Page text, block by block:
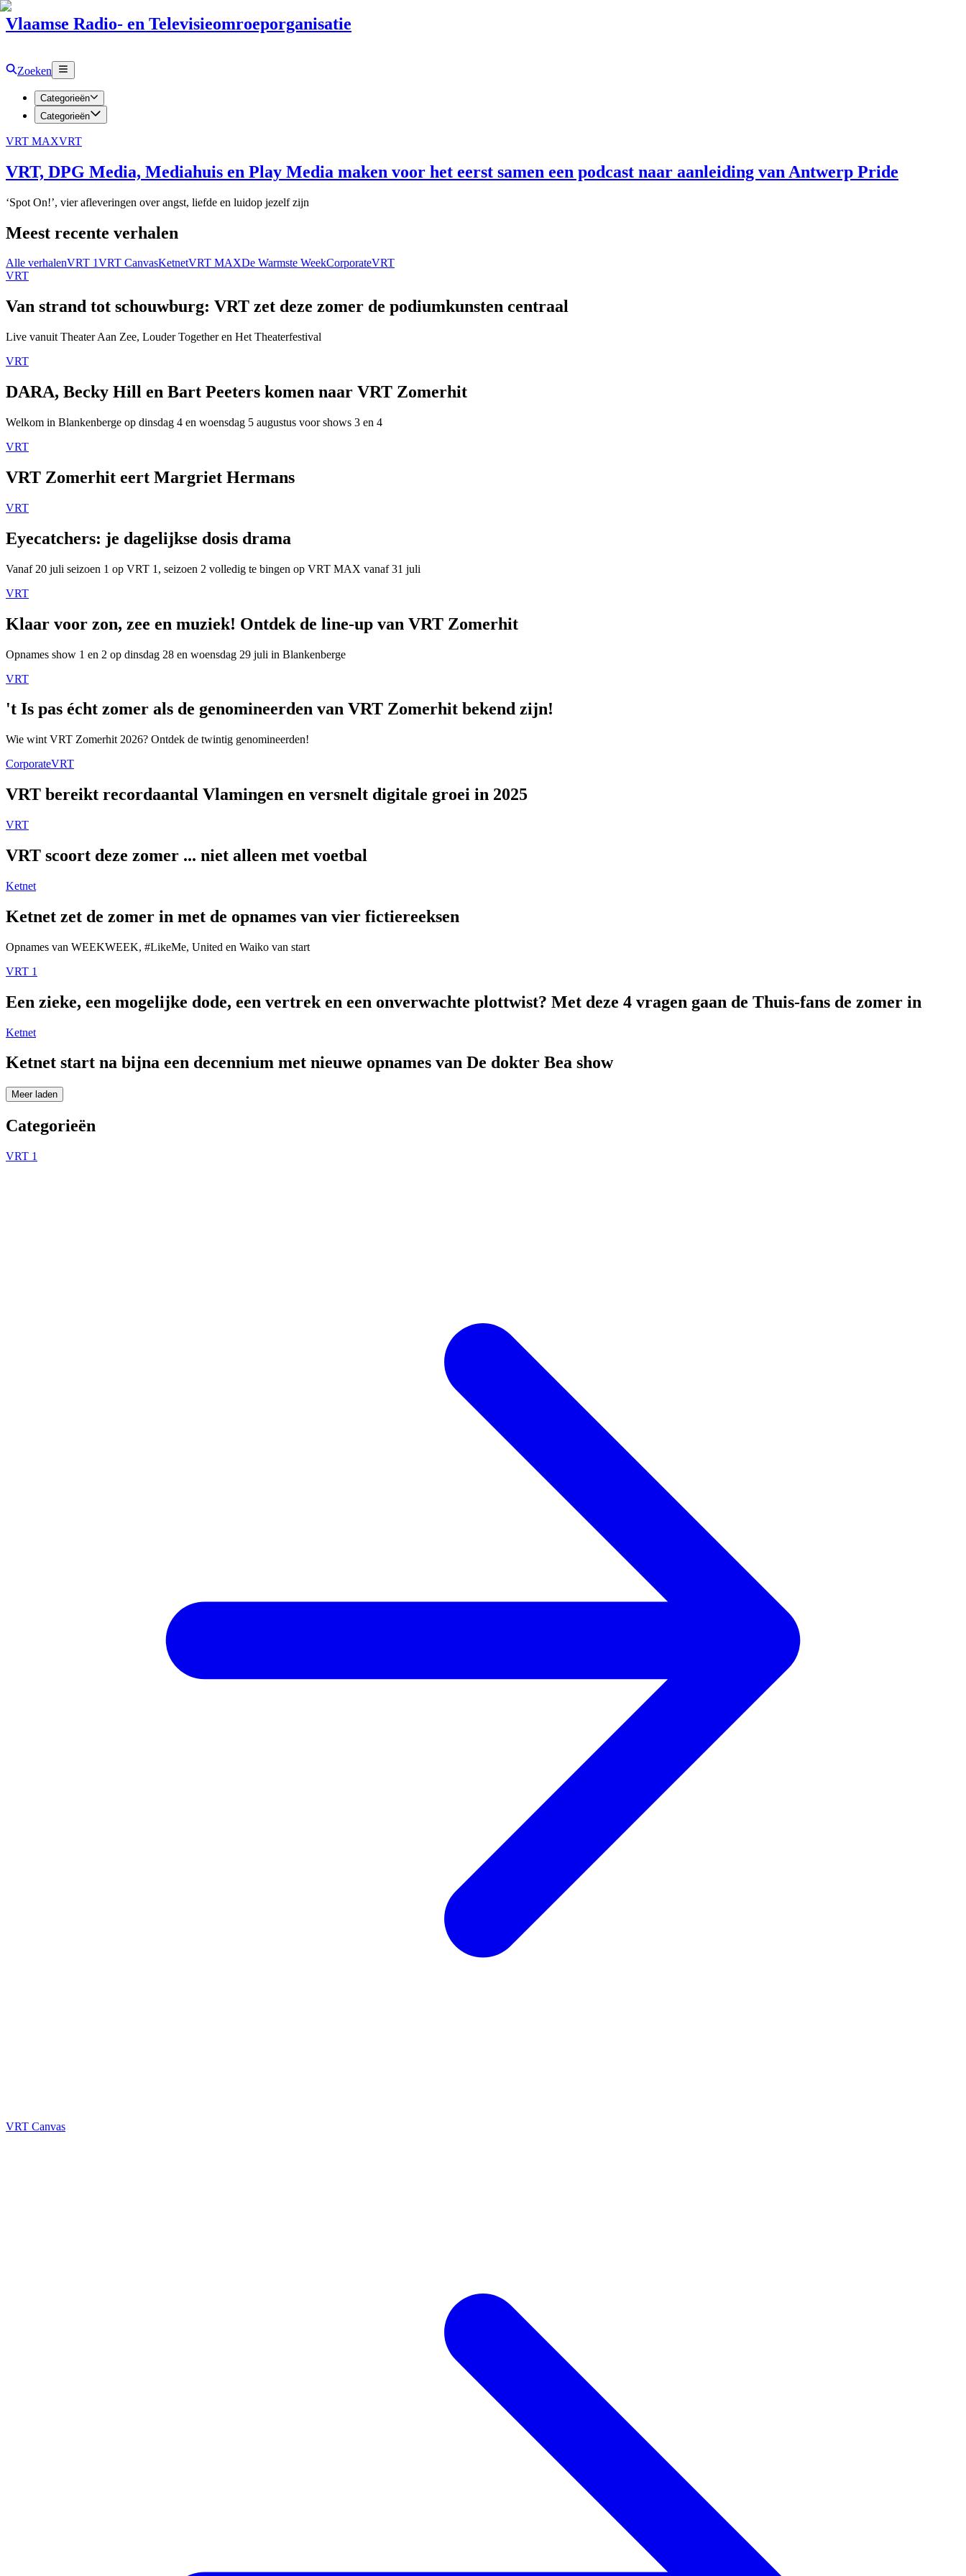
Vlaamse Radio- en Televisieomroeporganisatie
Zoeken
Categorieën
Categorieën
VRT MAXVRT
VRT, DPG Media, Mediahuis en Play Media maken voor het eerst samen een podcast naar aanleiding van Antwerp Pride
‘Spot On!’, vier afleveringen over angst, liefde en luidop jezelf zijn
Meest recente verhalen
Alle verhalenVRT 1VRT CanvasKetnetVRT MAXDe Warmste WeekCorporateVRT
VRT
Van strand tot schouwburg: VRT zet deze zomer de podiumkunsten centraal
Live vanuit Theater Aan Zee, Louder Together en Het Theaterfestival
VRT
DARA, Becky Hill en Bart Peeters komen naar VRT Zomerhit
Welkom in Blankenberge op dinsdag 4 en woensdag 5 augustus voor shows 3 en 4
VRT
VRT Zomerhit eert Margriet Hermans
VRT
Eyecatchers: je dagelijkse dosis drama
Vanaf 20 juli seizoen 1 op VRT 1, seizoen 2 volledig te bingen op VRT MAX vanaf 31 juli
VRT
Klaar voor zon, zee en muziek! Ontdek de line-up van VRT Zomerhit
Opnames show 1 en 2 op dinsdag 28 en woensdag 29 juli in Blankenberge
VRT
't Is pas écht zomer als de genomineerden van VRT Zomerhit bekend zijn!
Wie wint VRT Zomerhit 2026? Ontdek de twintig genomineerden!
CorporateVRT
VRT bereikt recordaantal Vlamingen en versnelt digitale groei in 2025
VRT
VRT scoort deze zomer ... niet alleen met voetbal
Ketnet
Ketnet zet de zomer in met de opnames van vier fictiereeksen
Opnames van WEEKWEEK, #LikeMe, United en Waiko van start
VRT 1
Een zieke, een mogelijke dode, een vertrek en een onverwachte plottwist? Met deze 4 vragen gaan de Thuis-fans de zomer in
Ketnet
Ketnet start na bijna een decennium met nieuwe opnames van De dokter Bea show
Meer laden
Categorieën
VRT 1
VRT Canvas